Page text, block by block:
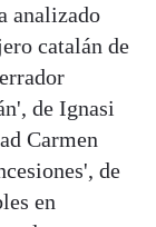
analizado
catalán de
de Ignasi
Carmen
de
en